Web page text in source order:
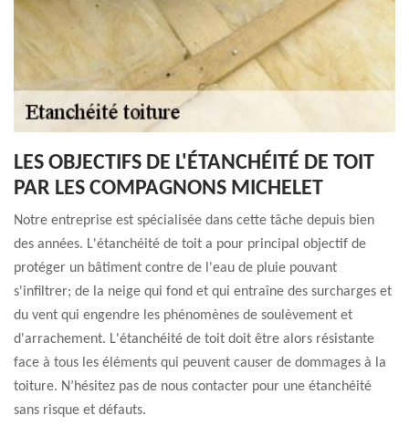
LES OBJECTIFS DE L'ÉTANCHÉITÉ DE TOIT
PAR LES COMPAGNONS MICHELET
Notre entreprise est spécialisée dans cette tâche depuis bien
des années. L'étanchéité de toit a pour principal objectif de
protéger un bâtiment contre de l'eau de pluie pouvant
s'infiltrer; de la neige qui fond et qui entraîne des surcharges et
du vent qui engendre les phénomènes de soulèvement et
d'arrachement. L'étanchéité de toit doit être alors résistante
face à tous les éléments qui peuvent causer de dommages à la
toiture. N’hésitez pas de nous contacter pour une étanchéité
sans risque et défauts.